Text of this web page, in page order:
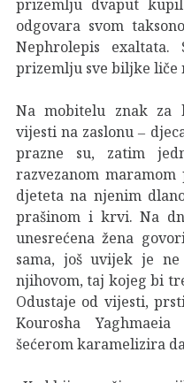
odgovara svom
Nephrolepis
prizemlju sve biljke liče
Na mobitelu znak za
vijesti na zaslonu ‒
prazne su, zatim
razvezanom
djeteta na njenim
prašinom i krvi. Na
unesrećena žena
sama, još uvijek je
njihovom, taj kojeg bi
Odustaje od vijesti,
Kourosha
šećerom karamelizira